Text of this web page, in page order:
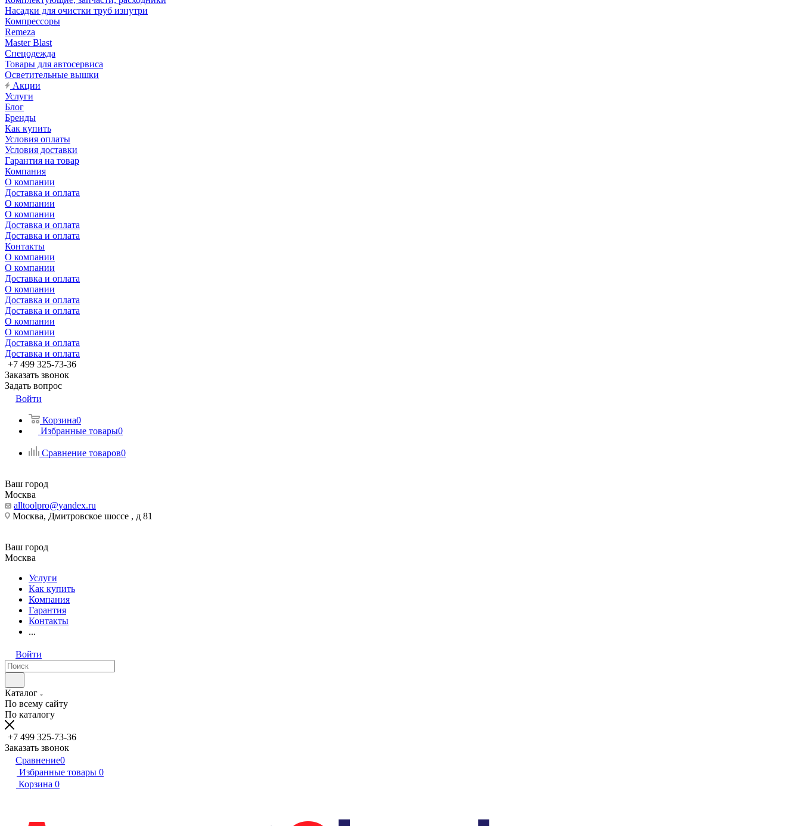
Насадки для очистки труб изнутри
Компрессоры
Remeza
Master Blast
Спецодежда
Товары для автосервиса
Осветительные вышки
Акции
Услуги
Блог
Бренды
Как купить
Условия оплаты
Условия доставки
Гарантия на товар
Компания
О компании
Доставка и оплата
О компании
О компании
Доставка и оплата
Доставка и оплата
Контакты
О компании
О компании
Доставка и оплата
О компании
Доставка и оплата
Доставка и оплата
О компании
О компании
Доставка и оплата
Доставка и оплата
+7 499 325-73-36
Заказать звонок
Задать вопрос
Войти
Корзина0
Избранные товары0
Сравнение товаров0
Ваш город
Москва
alltoolpro@yandex.ru
Москва, Дмитровское шоссе , д 81
Ваш город
Москва
Услуги
Как купить
Компания
Гарантия
Контакты
...
Войти
Каталог
По всему сайту
По каталогу
+7 499 325-73-36
Заказать звонок
Сравнение0
Избранные товары 0
Корзина 0